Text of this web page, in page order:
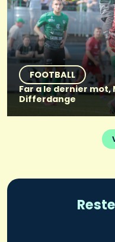
FOOTBALL
Far a le dernier mot,
Differdange